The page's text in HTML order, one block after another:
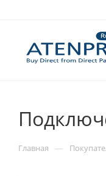
Главная —